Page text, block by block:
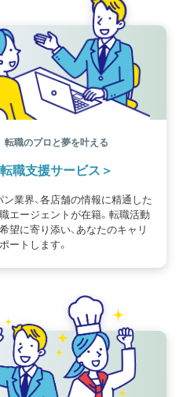
コンテスト
販売促進
就職活動
IT 業界事情
講習会
ト
クリスマス
新人パティシエ
ー
アンケート
働き方
ス
専門店 コロナ対策
デザイン
グケーキ
バレンタイン
ィエ
アジア
ベーカリー
フバランス
生菓子
当
チョコレート
身体のケア
転職のプロと夢を叶える
転職支援サービス
ン業界、各店舗の情報に精通した
エージェントが在籍。転職活動
望に寄り添い、あなたのキャリ
ートします。